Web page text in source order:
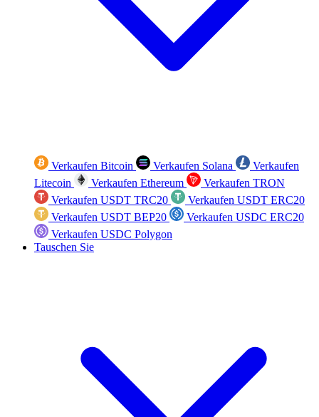
Verkaufen Bitcoin Verkaufen Solana
Verkaufen
Litecoin
Verkaufen Ethereum
Verkaufen TRON
Verkaufen USDT TRC20
Verkaufen USDT ERC20
Verkaufen USDT BEP20
Verkaufen USDC ERC20
Verkaufen USDC Polygon
Tauschen Sie